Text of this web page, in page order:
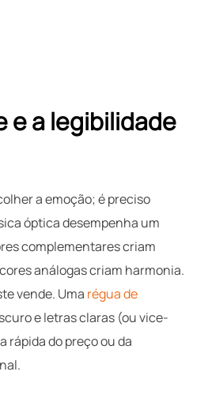
e a legibilidade
a emoção; é preciso
óptica desempenha um
complementares criam
análogas criam harmonia.
vende. Uma régua de
e letras claras (ou vice-
rápida do preço ou da